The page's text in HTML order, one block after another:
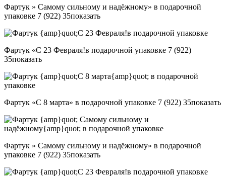
Фартук » Самому сильному и надёжному» в подарочной
упаковке 7 (922) 35показать
Фартук «С 23 Февраля!в подарочной упаковке 7 (922)
35показать
Фартук «С 8 марта» в подарочной упаковке 7 (922) 35показать
Фартук » Самому сильному и надёжному» в подарочной
упаковке 7 (922) 35показать